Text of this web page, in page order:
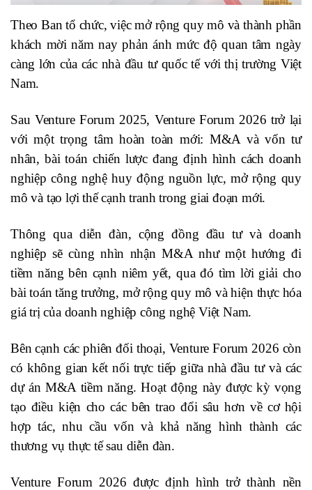
Theo Ban tổ chức, việc mở rộng quy mô và thành phần
khách mời năm nay phản ánh mức độ quan tâm ngày
càng lớn của các nhà đầu tư quốc tế với thị trường Việt
Nam.
Sau Venture Forum 2025, Venture Forum 2026 trở lại
với một trọng tâm hoàn toàn mới: M&A và vốn tư
nhân, bài toán chiến lược đang định hình cách doanh
nghiệp công nghệ huy động nguồn lực, mở rộng quy
mô và tạo lợi thế cạnh tranh trong giai đoạn mới.
Thông qua diễn đàn, cộng đồng đầu tư và doanh
nghiệp sẽ cùng nhìn nhận M&A như một hướng đi
tiềm năng bên cạnh niêm yết, qua đó tìm lời giải cho
bài toán tăng trưởng, mở rộng quy mô và hiện thực hóa
giá trị của doanh nghiệp công nghệ Việt Nam.
Bên cạnh các phiên đối thoại, Venture Forum 2026 còn
có không gian kết nối trực tiếp giữa nhà đầu tư và các
dự án M&A tiềm năng. Hoạt động này được kỳ vọng
tạo điều kiện cho các bên trao đổi sâu hơn về cơ hội
hợp tác, nhu cầu vốn và khả năng hình thành các
thương vụ thực tế sau diễn đàn.
Venture Forum 2026 được định hình trở thành nền